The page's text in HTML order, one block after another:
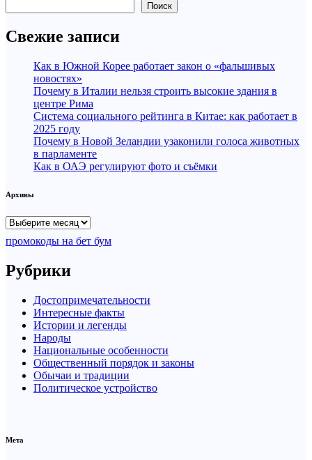
Поиск
Свежие записи
Как в Южной Корее работает закон о «фальшивых
новостях»
Почему в Италии нельзя строить высокие здания в
центре Рима
Система социального рейтинга в Китае: как работает в
2025 году
Почему в Новой Зеландии узаконили голоса животных
в парламенте
Как в ОАЭ регулируют фото и съёмки
Архивы
Архивы
промокоды на бет бум
Рубрики
Достопримечательности
Интересные факты
Истории и легенды
Народы
Национальные особенности
Общественный порядок и законы
Обычаи и традиции
Политическое устройство
Мета